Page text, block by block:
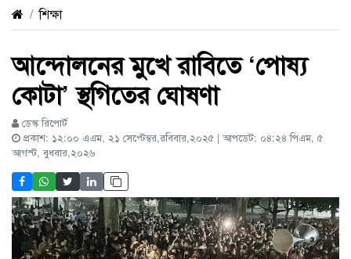
শিক্ষা
আন্দোলনের মুখে রাবিতে ‘পোষ্য
কোটা’ স্থগিতের ঘোষণা
ডেস্ক রিপোর্ট
প্রকাশ: ১২:০০ এএম, ২১ সেপ্টেম্বর,রবিবার,২০২৫ | আপডেট: ০৪:২৪ পিএম, ৫
আগস্ট, বুধবার,২০২৬